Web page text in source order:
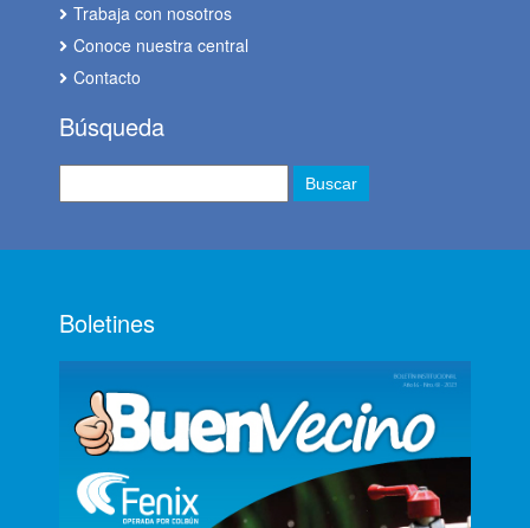
Trabaja con nosotros
Conoce nuestra central
Contacto
Búsqueda
Boletines